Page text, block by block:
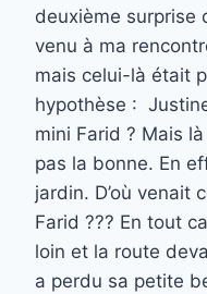
deuxième surprise
venu à ma
mais celui-là était
hypothèse :
mini Farid ? Mais
pas la bonne. En
jardin. D’où venait
Farid ??? En tout
loin et la route
a perdu sa petite